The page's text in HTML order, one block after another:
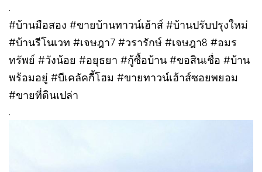
.
#บ้านมือสอง #ขายบ้านทาวน์เฮ้าส์ #บ้านปรับปรุงใหม่
#บ้านรีโนเวท #เจษฎา7 #วรารักษ์ #เจษฎา8 #อมร
ทรัพย์ #วังน้อย #อยุธยา #กู้ซื้อบ้าน #ขอสินเชื่อ #บ้าน
พร้อมอยู่ #บีเคลัคกี้โฮม #ขายทาวน์เฮ้าส์ซอยพยอม
#ขายที่ดินเปล่า
.